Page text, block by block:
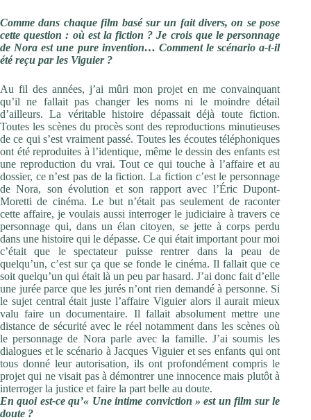
Comme dans chaque film basé sur un fait divers, on se pose
cette question : où est la fiction ? Je crois que le personnage
de Nora est une pure invention… Comment le scénario a-t-il
été reçu par les Viguier ?
Au fil des années, j’ai mûri mon projet en me convainquant
qu’il ne fallait pas changer les noms ni le moindre détail
d’ailleurs. La véritable histoire dépassait déjà toute fiction.
Toutes les scènes du procès sont des reproductions minutieuses
de ce qui s’est vraiment passé. Toutes les écoutes téléphoniques
ont été reproduites à l’identique, même le dessin des enfants est
une reproduction du vrai. Tout ce qui touche à l’affaire et au
dossier, ce n’est pas de la fiction. La fiction c’est le personnage
de Nora, son évolution et son rapport avec l’Éric Dupont-
Moretti de cinéma. Le but n’était pas seulement de raconter
cette affaire, je voulais aussi interroger le judiciaire à travers ce
personnage qui, dans un élan citoyen, se jette à corps perdu
dans une histoire qui le dépasse. Ce qui était important pour moi
c’était que le spectateur puisse rentrer dans la peau de
quelqu’un, c’est sur ça que se fonde le cinéma. Il fallait que ce
soit quelqu’un qui était là un peu par hasard. J’ai donc fait d’elle
une jurée parce que les jurés n’ont rien demandé à personne. Si
le sujet central était juste l’affaire Viguier alors il aurait mieux
valu faire un documentaire. Il fallait absolument mettre une
distance de sécurité avec le réel notamment dans les scènes où
le personnage de Nora parle avec la famille. J’ai soumis les
dialogues et le scénario à Jacques Viguier et ses enfants qui ont
tous donné leur autorisation, ils ont profondément compris le
projet qui ne visait pas à démontrer une innocence mais plutôt à
interroger la justice et faire la part belle au doute.
En quoi est-ce qu’« Une intime conviction » est un film sur le
doute ?